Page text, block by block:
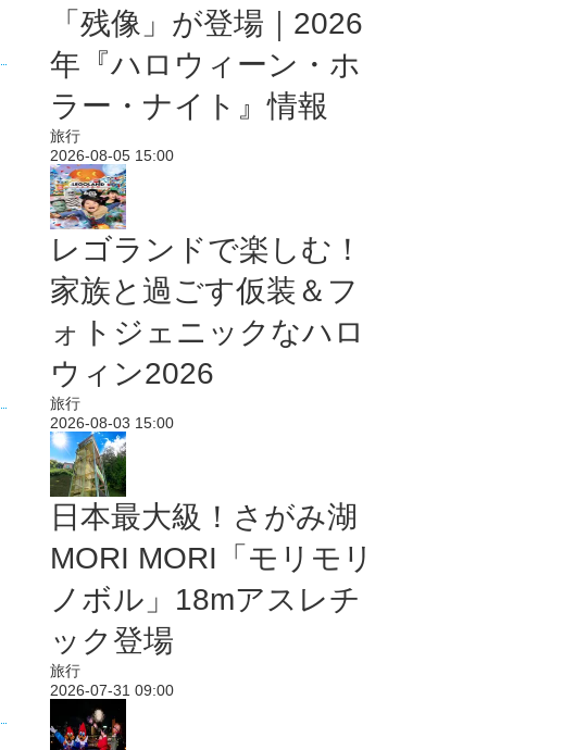
「残像」が登場｜2026
年『ハロウィーン・ホ
ラー・ナイト』情報
旅行
2026-08-05 15:00
レゴランドで楽しむ！
家族と過ごす仮装＆フ
ォトジェニックなハロ
ウィン2026
旅行
2026-08-03 15:00
日本最大級！さがみ湖
MORI MORI「モリモリ
ノボル」18mアスレチ
ック登場
旅行
2026-07-31 09:00